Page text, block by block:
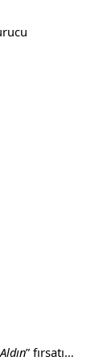
” fırsatı…